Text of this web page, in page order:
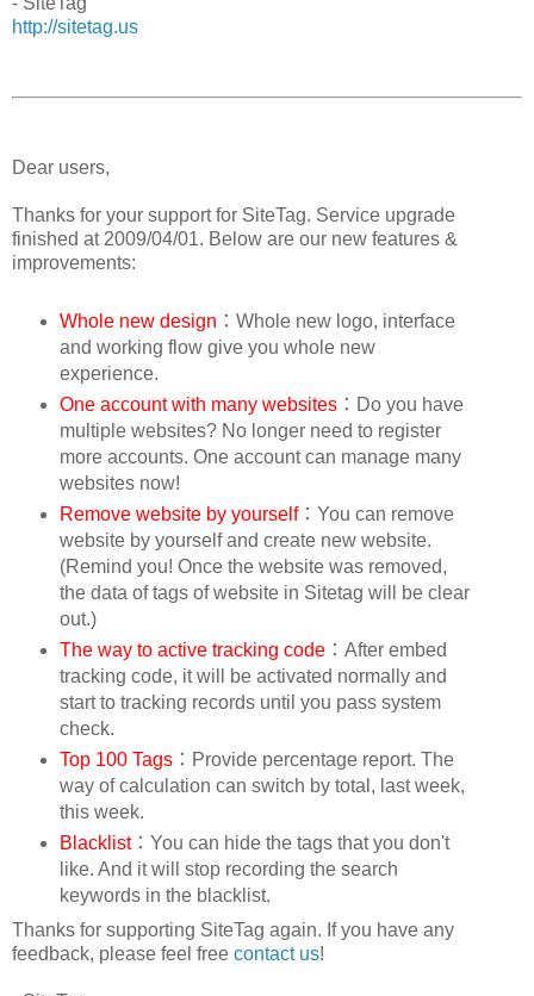
http://sitetag.us
Dear users,
Thanks for your support for SiteTag. Service upgrade
finished at 2009/04/01. Below are our new features &
improvements:
Whole new design ：Whole new logo, interface
and working flow give you whole new
experience.
One account with many websites：Do you have
multiple websites? No longer need to register
more accounts. One account can manage many
websites now!
Remove website by yourself：You can remove
website by yourself and create new website.
(Remind you! Once the website was removed,
the data of tags of website in Sitetag will be clear
out.)
The way to active tracking code：After embed
tracking code, it will be activated normally and
start to tracking records until you pass system
check.
Top 100 Tags：Provide percentage report. The
way of calculation can switch by total, last week,
this week.
Blacklist：You can hide the tags that you don't
like. And it will stop recording the search
keywords in the blacklist.
Thanks for supporting SiteTag again. If you have any
feedback, please feel free contact us!